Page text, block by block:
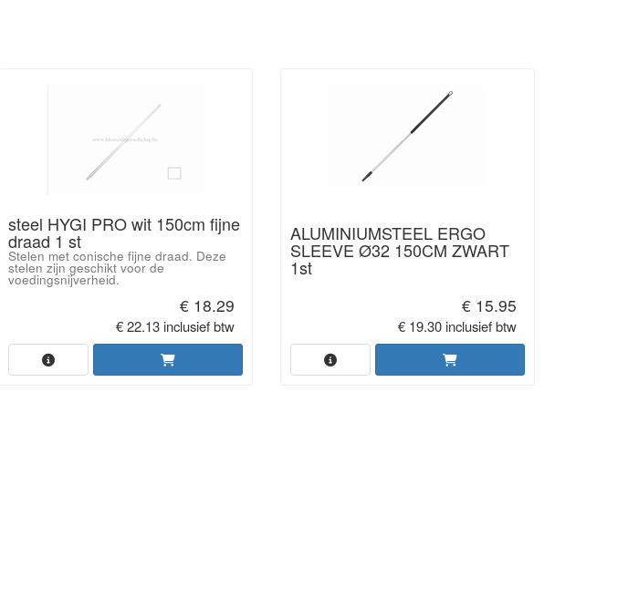
steel HYGI PRO wit 150cm fijne
draad 1 st
Stelen met conische fijne draad. Deze
stelen zijn geschikt voor de
voedingsnijverheid.
€ 18.29
€ 22.13 inclusief btw
ALUMINIUMSTEEL ERGO
SLEEVE Ø32 150CM ZWART
1st
€ 15.95
€ 19.30 inclusief btw